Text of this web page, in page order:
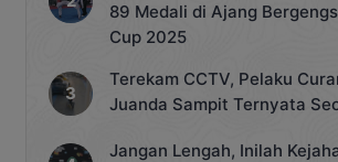
89 Medali di Ajang
Cup 2025
Terekam CCTV, Pelaku
Juanda Sampit Ternyata
Jangan Lengah, Inilah